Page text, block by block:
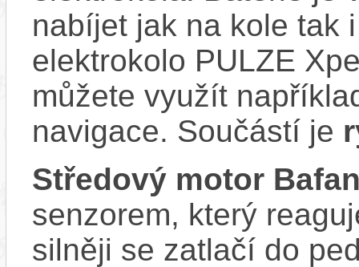
nabíjet jak na kole tak
elektrokolo PULZE
můžete využít
navigace. Součástí je
Středový motor
senzorem, který
silněji se zatlačí do